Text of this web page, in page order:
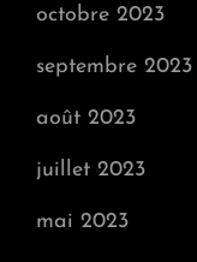
octobre 2023
septembre 2023
août 2023
juillet 2023
mai 2023